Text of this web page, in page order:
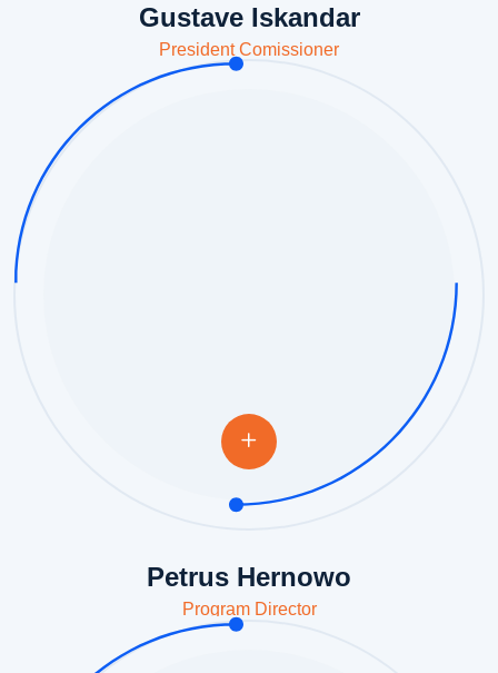
Gustave Iskandar
President Comissioner
Petrus Hernowo
Program Director